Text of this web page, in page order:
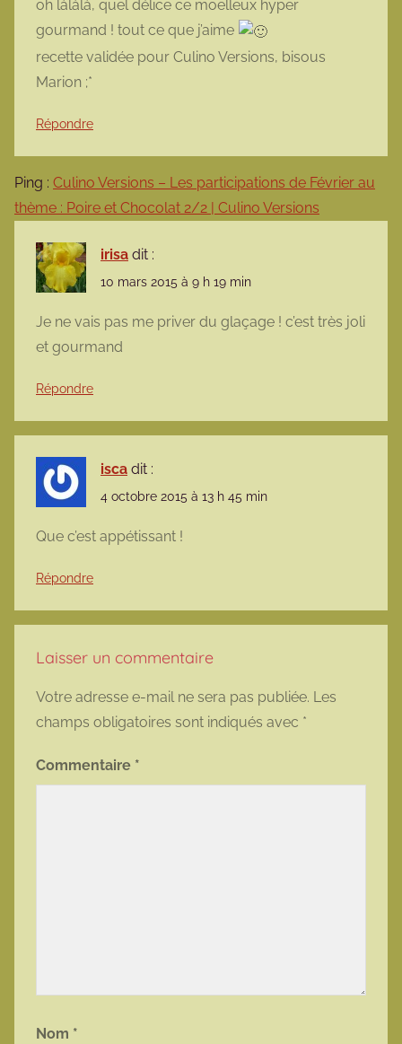
oh làlàlà, quel délice ce moelleux hyper
gourmand ! tout ce que j’aime
recette validée pour Culino Versions, bisous
Marion ;*
Répondre
Ping : Culino Versions – Les participations de Février au
thème : Poire et Chocolat 2/2 | Culino Versions
irisa dit :
10 mars 2015 à 9 h 19 min
Je ne vais pas me priver du glaçage ! c’est très joli
et gourmand
Répondre
isca dit :
4 octobre 2015 à 13 h 45 min
Que c’est appétissant !
Répondre
Laisser un commentaire
Votre adresse e-mail ne sera pas publiée. Les
champs obligatoires sont indiqués avec *
Commentaire *
Nom *